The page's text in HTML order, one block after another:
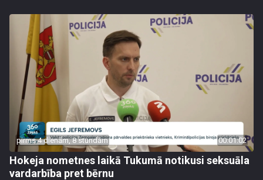
pirms 4 dienām, 8 stundām 00:01:02
Hokeja nometnes laikā Tukumā notikusi seksuāla
vardarbība pret bērnu